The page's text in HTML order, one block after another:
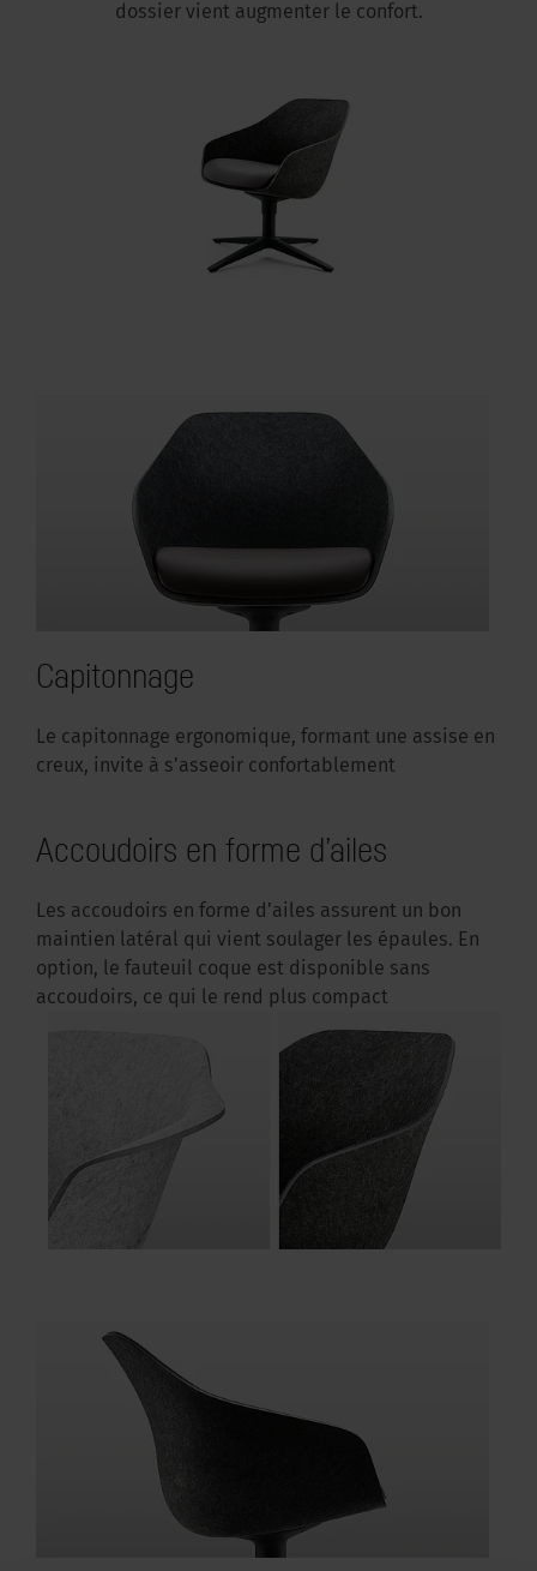
dossier vient augmenter le confort.
Capitonnage
Le capitonnage ergonomique, formant une assise en
creux, invite à s’asseoir confortablement
Accoudoirs en forme d’ailes
Les accoudoirs en forme d’ailes assurent un bon
maintien latéral qui vient soulager les épaules. En
option, le fauteuil coque est disponible sans
accoudoirs, ce qui le rend plus compact